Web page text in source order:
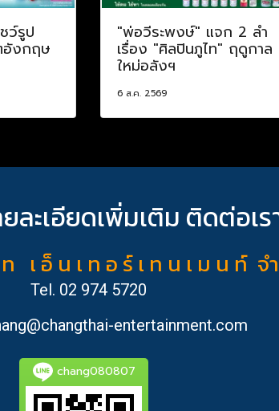
ว์รูป
อังกฤษ
"พ่อวีระพงษ์" แจก 2 ลำ
เรื่อง "ศิลปินภูไท" ฤดูกาล
ใหม่อลังฯ
6 ส.ค. 2569
ละเอียดเพิ่มเติม ติดต่อเร
เ อ็ น เ ท อ ร์ เ ท น เ ม น ท์ จ
Tel. 02 974 5720
entertainment.com
chang080807